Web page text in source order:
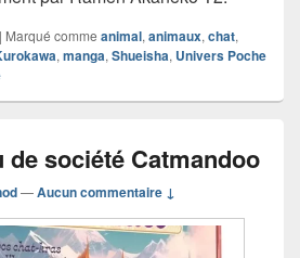
| Marqué comme animal, animaux, chat,
, manga, Shueisha, Univers Poche
de société Catmandoo
—Aucun commentaire ↓